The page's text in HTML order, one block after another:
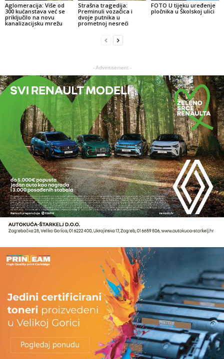
Aglomeracija: Više od
300 kućanstava već se
priključilo na novu
kanalizacijsku mrežu
Strašna tragedija:
Preminuli vozačica i
dvoje putnika u
prometnoj nesreći
FOTO U tijeku uređenje
pločnika u Školskoj ulici
- Advertisement -